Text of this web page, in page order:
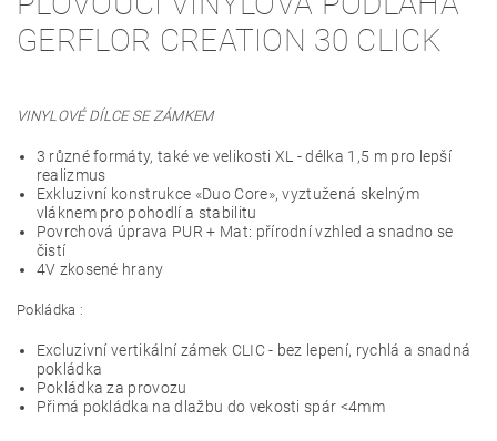
GERFLOR CREATION 30 CLICK
VINYLOVÉ DÍLCE SE ZÁMKEM
3 různé formáty, také ve velikosti XL - délka 1,5 m pro lepší
realizmus
Exkluzivní konstrukce «Duo Core», vyztužená skelným
vláknem pro pohodlí a stabilitu
Povrchová úprava PUR + Mat: přírodní vzhled a snadno se
čistí
4V zkosené hrany
Pokládka :
Excluzivní vertikální zámek CLIC - bez lepení, rychlá a snadná
pokládka
Pokládka za provozu
Přimá pokládka na dlažbu do vekosti spár <4mm